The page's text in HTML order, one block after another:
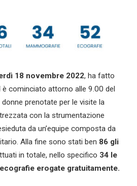
18 novembre 2022, ha fatto
è cominciato attorno alle 9.00 del
prenotate per le visite la
con la strumentazione
da un’equipe composta da
Alla fine sono stati ben 86 gli
in totale, nello specifico 34 le
erogate gratuitamente.